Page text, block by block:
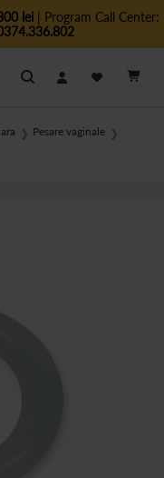
lei| Program Call Center:
Cautare
❯ Pesare vaginale ❯